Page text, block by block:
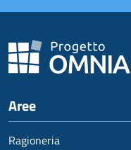
Aree
Ragioneria